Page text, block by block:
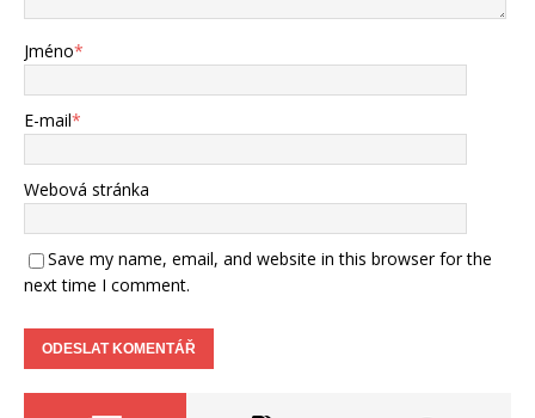
Jméno*
E-mail*
Webová stránka
Save my name, email, and website in this browser for the
next time I comment.